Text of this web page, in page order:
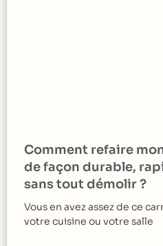
Comment refaire
de façon durable,
sans tout démolir ?
Vous en avez assez de ce
votre cuisine ou votre salle